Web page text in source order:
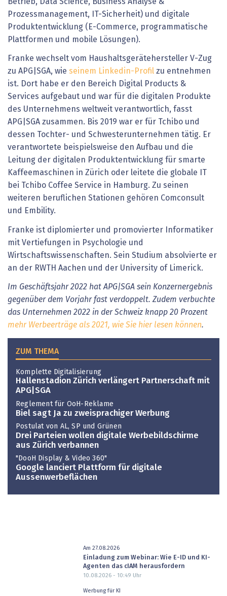
Prozessmanagement, IT-Sicherheit) und digitale
Produktentwicklung (E-Commerce, programmatische
Plattformen und mobile Lösungen).
Franke wechselt vom Haushaltsgerätehersteller V-Zug
zu APG|SGA, wie seinem Linkedin-Profil zu entnehmen
ist. Dort habe er den Bereich Digital Products &
Services aufgebaut und war für die digitalen Produkte
des Unternehmens weltweit verantwortlich, fasst
APG|SGA zusammen. Bis 2019 war er für Tchibo und
dessen Tochter- und Schwesterunternehmen tätig. Er
verantwortete beispielsweise den Aufbau und die
Leitung der digitalen Produktentwicklung für smarte
Kaffeemaschinen in Zürich oder leitete die globale IT
bei Tchibo Coffee Service in Hamburg. Zu seinen
weiteren beruflichen Stationen gehören Comconsult
und Embility.
Franke ist diplomierter und promovierter Informatiker
mit Vertiefungen in Psychologie und
Wirtschaftswissenschaften. Sein Studium absolvierte er
an der RWTH Aachen und der University of Limerick.
Im Geschäftsjahr 2022 hat APG|SGA sein Konzernergebnis
gegenüber dem Vorjahr fast verdoppelt. Zudem verbuchte
das Unternehmen 2022 in der Schweiz knapp 20 Prozent
mehr Werbeerträge als 2021, wie Sie hier lesen können.
ZUM THEMA
Komplette Digitalisierung
Hallenstadion Zürich verlängert Partnerschaft mit
APG|SGA
Reglement für OoH-Reklame
Biel sagt Ja zu zweisprachiger Werbung
Postulat von AL, SP und Grünen
Drei Parteien wollen digitale Werbebildschirme
aus Zürich verbannen
"DooH Display & Video 360"
Google lanciert Plattform für digitale
Aussenwerbeflächen
Am 27.08.2026
Einladung zum Webinar: Wie E-ID und KI-
Agenten das cIAM herausfordern
10.08.2026 - 10:49 Uhr
Werbung für KI